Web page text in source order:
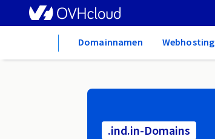
Domainnamen Webhosting
.ind.in-Domains